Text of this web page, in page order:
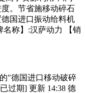
。节省施移动碎石
国进口振动给料机
称】:汉萨动力 【销
"德国进口移动破碎
过期] 更新 14:38 德